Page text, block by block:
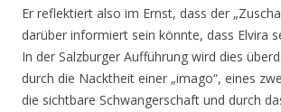
Er reflektiert also im Ernst, dass der
darüber informiert sein könnte, dass Elvira
In der Salzburger Aufführung wird dies
durch die Nacktheit einer „imago“, eines
die sichtbare Schwangerschaft und durch